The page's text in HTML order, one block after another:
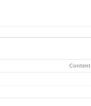
Content